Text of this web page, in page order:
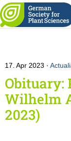
17. Apr 2023
Obituary:
Wilhelm
2023)